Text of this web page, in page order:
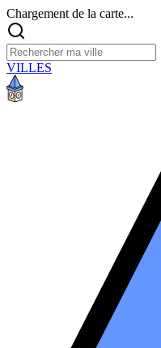
Chargement de la carte...
VILLES